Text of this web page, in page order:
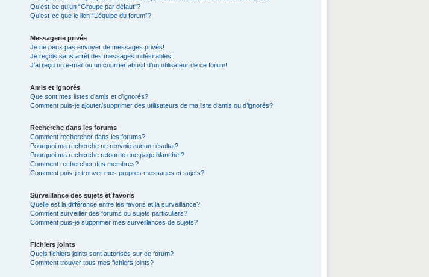
Qu’est-ce qu’un “Groupe par défaut”?
Qu’est-ce que le lien “L’équipe du forum”?
Messagerie privée
Je ne peux pas envoyer de messages privés!
Je reçois sans arrêt des messages indésirables!
J’ai reçu un e-mail ou un courrier abusif d’un utilisateur de ce forum!
Amis et ignorés
Que sont mes listes d’amis et d’ignorés?
Comment puis-je ajouter/supprimer des utilisateurs de ma liste d’amis ou d’ignorés?
Recherche dans les forums
Comment rechercher dans les forums?
Pourquoi ma recherche ne renvoie aucun résultat?
Pourquoi ma recherche retourne une page blanche!?
Comment rechercher des membres?
Comment puis-je trouver mes propres messages et sujets?
Surveillance des sujets et favoris
Quelle est la différence entre les favoris et la surveillance?
Comment surveiller des forums ou sujets particuliers?
Comment puis-je supprimer mes surveillances de sujets?
Fichiers joints
Quels fichiers joints sont autorisés sur ce forum?
Comment trouver tous mes fichiers joints?